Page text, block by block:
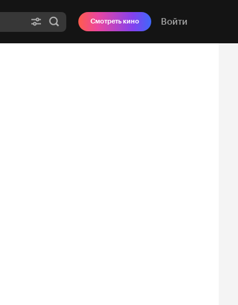
Смотреть кино Войти